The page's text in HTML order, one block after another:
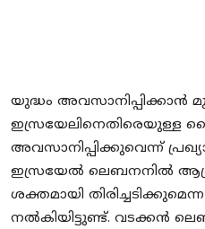
യുദ്ധം അവസാനിപ്പിക്കാൻ
ഇസ്രയേലിനെതിരെയുള്ള
അവസാനിപ്പിക്കുവെന്ന്
ഇസ്രയേല്‍ ലെബനനില്‍
ശക്തമായി
നല്‍കിയിട്ടുണ്ട്. വടക്കന്‍